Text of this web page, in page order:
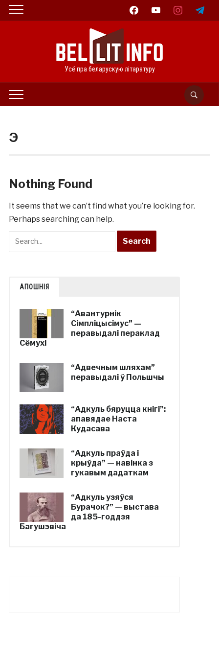
facebookyoutube instagramtelegram
Усё пра беларускую літаратуру
Э
Nothing Found
It seems that we can’t find what you’re looking for.
Perhaps searching can help.
АПОШНІЯ
“Авантурнік
Сімпліцысімус” —
перавыдалі пераклад
Сёмухі
“Адвечным шляхам”
перавыдалі ў Польшчы
“Адкуль бяруцца кнігі”:
апавядае Наста
Кудасава
“Адкуль праўда і
крыўда” — навінка з
гукавым дадаткам
“Адкуль узяўся
Бурачок?” — выстава
да 185-годдзя
Багушэвіча